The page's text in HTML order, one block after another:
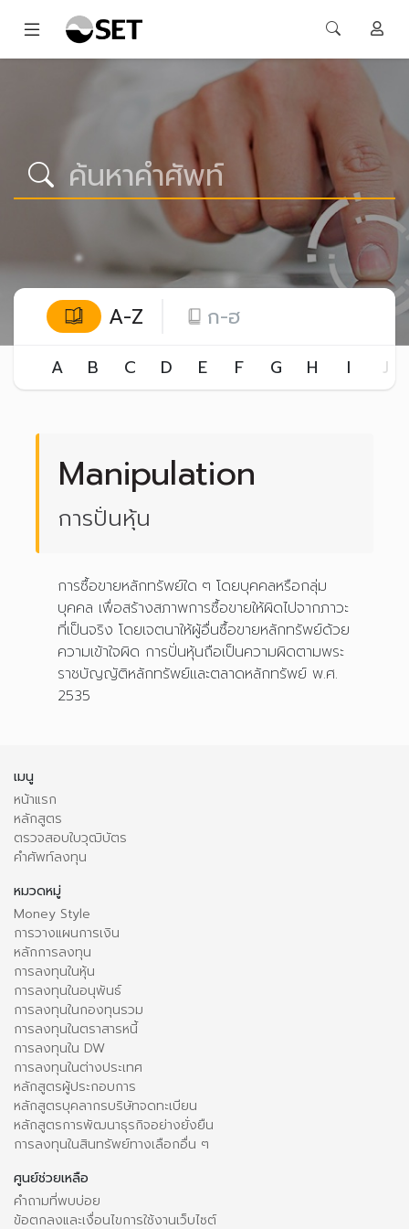
A-Z ก-ฮ
A B C D E F G H I J
Manipulation
การปั่นหุ้น
การซื้อขายหลักทรัพย์ใด ๆ โดยบุคคลหรือกลุ่ม
บุคคล เพื่อสร้างสภาพการซื้อขายให้ผิดไปจากภาวะ
ที่เป็นจริง โดยเจตนาให้ผู้อื่นซื้อขายหลักทรัพย์ด้วย
ความเข้าใจผิด การปั่นหุ้นถือเป็นความผิดตามพระ
ราชบัญญัติหลักทรัพย์และตลาดหลักทรัพย์ พ.ศ.
2535
เมนู
หน้าแรก
หลักสูตร
ตรวจสอบใบวุฒิบัตร
คำศัพท์ลงทุน
หมวดหมู่
Money Style
การวางแผนการเงิน
หลักการลงทุน
การลงทุนในหุ้น
การลงทุนในอนุพันธ์
การลงทุนในกองทุนรวม
การลงทุนในตราสารหนี้
การลงทุนใน DW
การลงทุนในต่างประเทศ
หลักสูตรผู้ประกอบการ
หลักสูตรบุคลากรบริษัทจดทะเบียน
หลักสูตรการพัฒนาธุรกิจอย่างยั่งยืน
การลงทุนในสินทรัพย์ทางเลือกอื่น ๆ
ศูนย์ช่วยเหลือ
คำถามที่พบบ่อย
ข้อตกลงและเงื่อนไขการใช้งานเว็บไซต์